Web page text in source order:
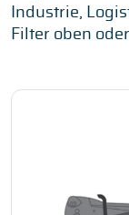
Industrie,
Filter oben